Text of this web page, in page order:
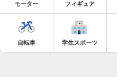
モーター フィギュア
自転車 学生スポーツ